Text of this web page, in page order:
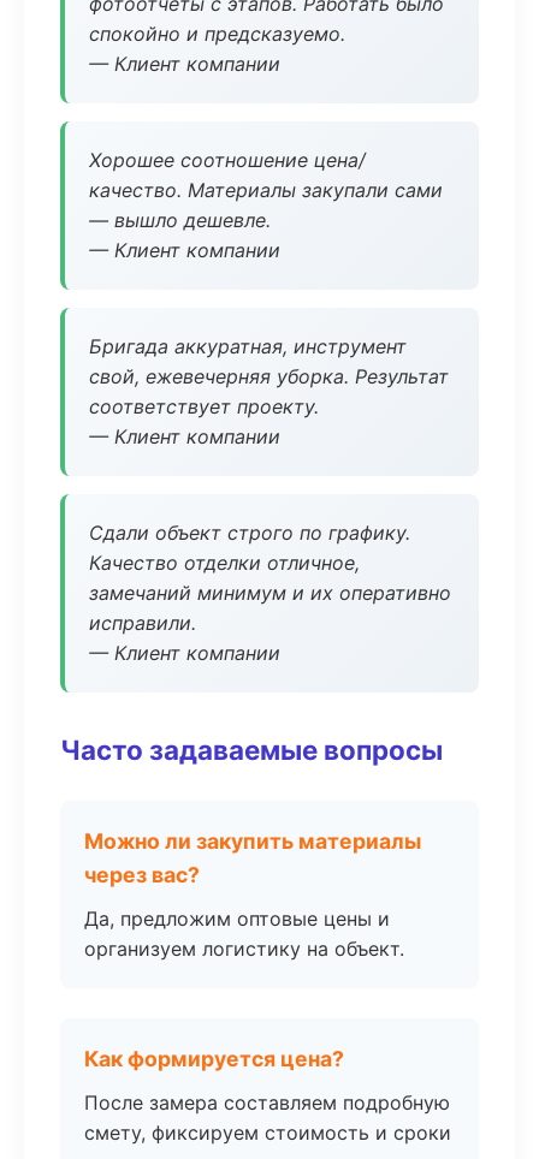
спокойно и предсказуемо.
— Клиент компании
Хорошее соотношение цена/
качество. Материалы закупали сами
— вышло дешевле.
— Клиент компании
Бригада аккуратная, инструмент
свой, ежевечерняя уборка. Результат
соответствует проекту.
— Клиент компании
Сдали объект строго по графику.
Качество отделки отличное,
замечаний минимум и их оперативно
исправили.
— Клиент компании
Часто задаваемые вопросы
Можно ли закупить материалы
через вас?
Да, предложим оптовые цены и
организуем логистику на объект.
Как формируется цена?
После замера составляем подробную
смету, фиксируем стоимость и сроки